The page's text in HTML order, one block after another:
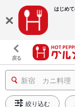
はじめ
戻る
新宿 カニ料理
絞り込む